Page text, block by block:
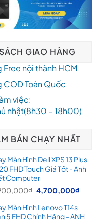
GIAO HÀNG
Free nội thành HCM
COD Toàn Quốc
việc:
nhật(8h30 – 18h00)
BÁN CHẠY NHẤT
Màn Hình Dell XPS 13 Plus
FHD Touch Giá Tốt - Anh
Computer
₫ Giá
là:
4,700,000₫
Màn Hình Lenovo T14s
5 FHD Chính Hãng - ANH